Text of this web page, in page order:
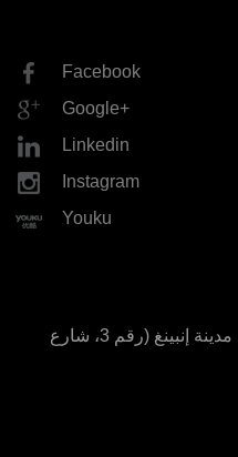
Facebook
Google+
Linkedin
Instagram
Youku
منطقة نانجياو الصناعية، إنتشنغ، مدينة إنبينغ (رقم 3، شارع